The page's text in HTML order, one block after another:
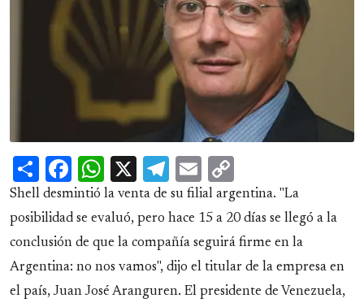
ShareFacebook
WhatsApp
X Telegram
Email
Link
Shell desmintió la venta de su filial argentina. "La
posibilidad se evaluó, pero hace 15 a 20 días se llegó a la
conclusión de que la compañía seguirá firme en la
Argentina: no nos vamos", dijo el titular de la empresa en
el país, Juan José Aranguren. El presidente de Venezuela,